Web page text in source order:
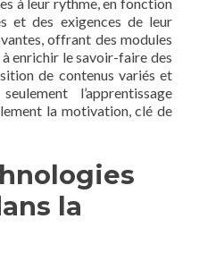
et des exigences de leur
offrant des modules
enrichir le savoir-faire des
de contenus variés et
l’apprentissage
la motivation, clé de
la